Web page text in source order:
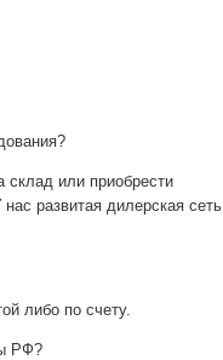
или приобрести
развитая дилерская сеть
либо по счету.
РФ?